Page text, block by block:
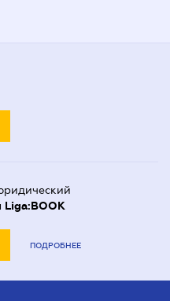
Liga:BOOK
ПОДРОБНЕЕ